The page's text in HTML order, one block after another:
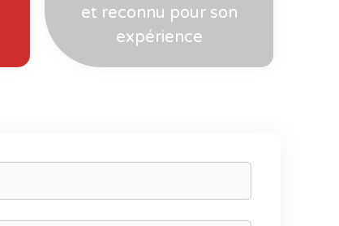
et reconnu pour son
expérience